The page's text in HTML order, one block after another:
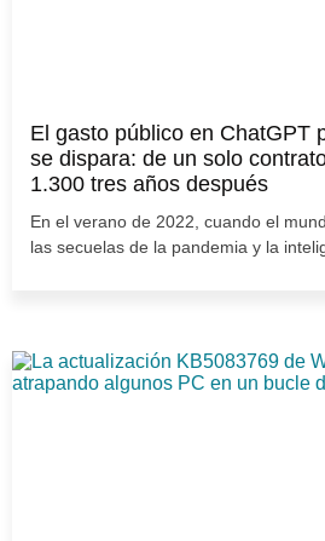
El gasto público en ChatGPT
se dispara: de un solo
1.300 tres años después
En el verano de 2022, cuando el
las secuelas de la pandemia y la